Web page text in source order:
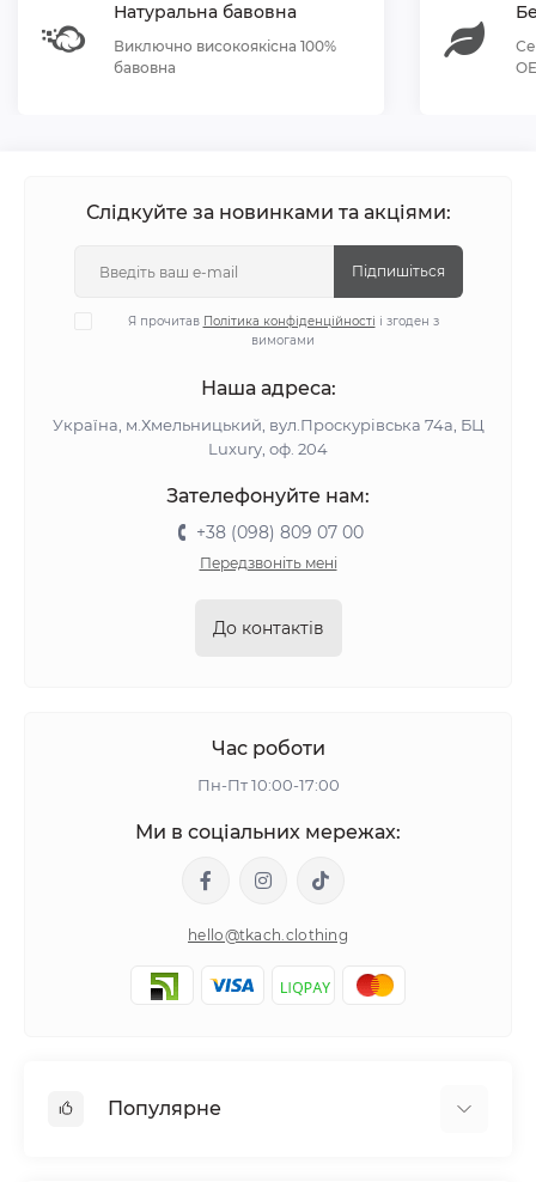
Натуральна бавовна
Виключно високоякісна 100%
бавовна
Слідкуйте за новинками та акціями:
Підпишіться
Я прочитав Політика конфіденційності і згоден з
вимогами
Наша адреса:
Україна, м.Хмельницький, вул.Проскурівська 74а, БЦ
Luxury, оф. 204
Зателефонуйте нам:
+38 (098) 809 07 00
Передзвоніть мені
До контактів
Час роботи
Пн-Пт 10:00-17:00
Ми в соціальних мережах:
hello@tkach.clothing
Популярне